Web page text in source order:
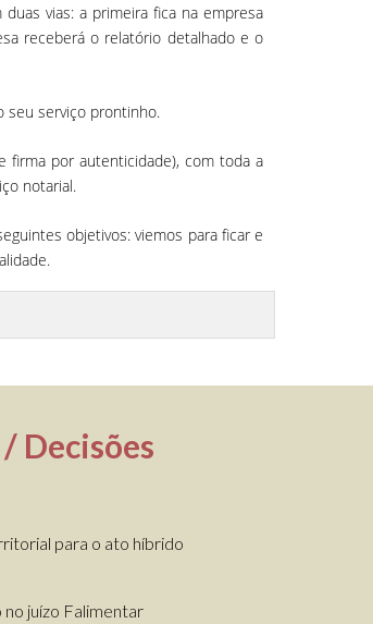
vias: a primeira fica na empresa
receberá o relatório detalhado e o
seu serviço prontinho.
firma por autenticidade), com toda a
notarial.
objetivos: viemos para ficar e
Decisões
para o ato híbrido
juízo Falimentar